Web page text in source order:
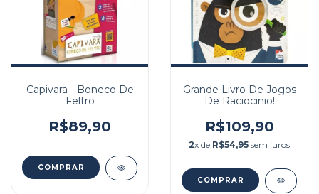
Capivara - Boneco De
Feltro
R$89,90
Grande Livro De Jogos
De Raciocinio!
R$109,90
2x de R$54,95 sem juros